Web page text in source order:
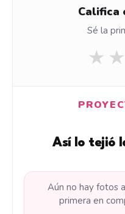
Sé la
★ ★
Así lo tejió
Aún no hay fotos
primera en